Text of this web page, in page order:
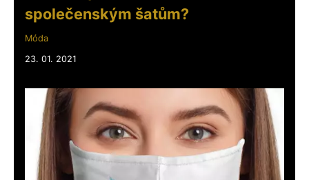
společenským šatům?
Móda
23. 01. 2021